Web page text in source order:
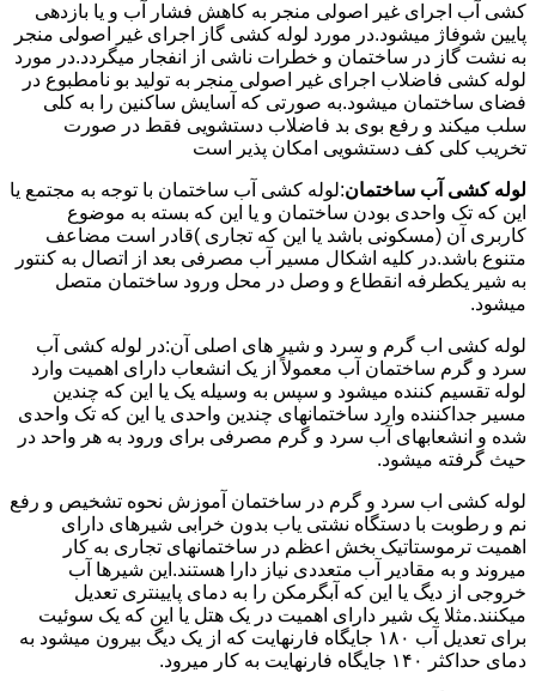
کشی آب اجرای غیر اصولی منجر به کاهش فشار آب و یا بازدهی
پایین شوفاژ میشود.در مورد لوله کشی گاز اجرای غیر اصولی منجر
به نشت گاز در ساختمان و خطرات ناشی از انفجار میگردد.در مورد
لوله کشی فاضلاب اجرای غیر اصولی منجر به تولید بو نامطبوع در
فضای ساختمان میشود.به صورتی که آسایش ساکنین را به کلی
سلب میکند و رفع بوی بد فاضلاب دستشویی فقط در صورت
تخریب کلی کف دستشویی امکان پذیر است
لوله کشی آب ساختمان:لوله کشی آب ساختمان با توجه به مجتمع یا
این که تک واحدی بودن ساختمان و یا این که بسته به موضوع
کاربری آن (مسکونی باشد یا این که تجاری )قادر است مضاعف
متنوع باشد.در کلیه اشکال مسیر آب مصرفی بعد از اتصال به کنتور
به شیر یکطرفه انقطاع و وصل در محل ورود ساختمان متصل
میشود.
لوله کشی اب گرم و سرد و شیر های اصلی آن:در لوله کشی آب
سرد و گرم ساختمان آب معمولاً از یک انشعاب دارای اهمیت وارد
لوله تقسیم کننده میشود و سپس به وسیله یک یا این که چندین
مسیر جداکننده وارد ساختمانهای چندین واحدی یا این که تک واحدی
شده و انشعابهای آب سرد و گرم مصرفی برای ورود به هر واحد در
حیث گرفته میشود.
لوله کشی اب سرد و گرم در ساختمان آموزش نحوه تشخیص و رفع
نم و رطوبت با دستگاه نشتی یاب بدون خرابی شیرهای دارای
اهمیت ترموستاتیک بخش اعظم در ساختمانهای تجاری به کار
میروند و به مقادیر آب متعددی نیاز دارا هستند.این شیرها آب
خروجی از دیگ یا این که آبگرمکن را به دمای پایینتری تعدیل
میکنند.مثلا یک شیر دارای اهمیت در یک هتل یا این که یک سوئیت
برای تعدیل آب ۱۸۰ جایگاه فارنهایت که از یک دیگ بیرون میشود به
دمای حداکثر ۱۴۰ جایگاه فارنهایت به کار میرود.